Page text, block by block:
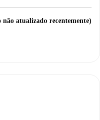
atualizado recentemente)